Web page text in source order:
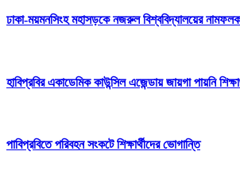
ঢাকা-ময়মনসিংহ মহাসড়কে নজরুল বিশ্ববিদ্যালয়ের
হাবিপ্রবির একাডেমিক কাউন্সিল এজেন্ডায় জায়গা পায়নি
পাবিপ্রবিতে পরিবহন সংকটে শিক্ষার্থীদের ভোগান্তি